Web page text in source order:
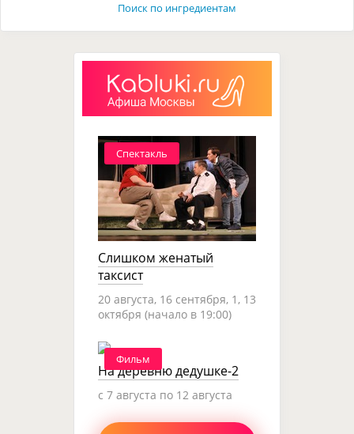
Поиск по ингредиентам
Спектакль
Слишком женатый
таксист
20 августа, 16 сентября, 1, 13
октября (начало в 19:00)
Фильм
На деревню дедушке-2
c 7 августа по 12 августа